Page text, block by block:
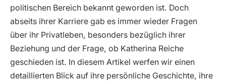
politischen Bereich bekannt geworden ist. Doch
abseits ihrer Karriere gab es immer wieder Fragen
über ihr Privatleben, besonders bezüglich ihrer
Beziehung und der Frage, ob Katherina Reiche
geschieden ist. In diesem Artikel werfen wir einen
detaillierten Blick auf ihre persönliche Geschichte, ihre